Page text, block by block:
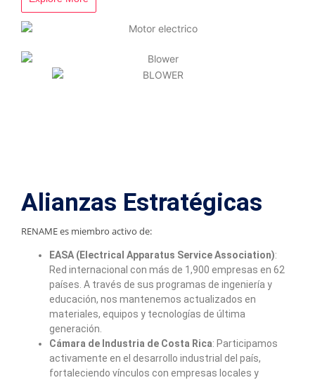
Alianzas Estratégicas
RENAME es miembro activo de:
EASA (Electrical Apparatus Service Association):
Red internacional con más de 1,900 empresas en 62
países. A través de sus programas de ingeniería y
educación, nos mantenemos actualizados en
materiales, equipos y tecnologías de última
generación.
Cámara de Industria de Costa Rica: Participamos
activamente en el desarrollo industrial del país,
fortaleciendo vínculos con empresas locales y